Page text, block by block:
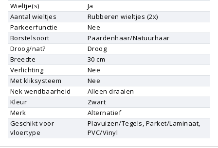
Wieltje(s)
Ja
Aantal wieltjes
Rubberen wieltjes (2x)
Parkeerfunctie
Nee
Borstelsoort
Paardenhaar/Natuurhaar
Droog/nat?
Droog
Breedte
30 cm
Verlichting
Nee
Met kliksysteem
Nee
Nek wendbaarheid
Alleen draaien
Kleur
Zwart
Merk
Alternatief
Geschikt voor
vloertype
Plavuizen/Tegels, Parket/Laminaat,
PVC/Vinyl